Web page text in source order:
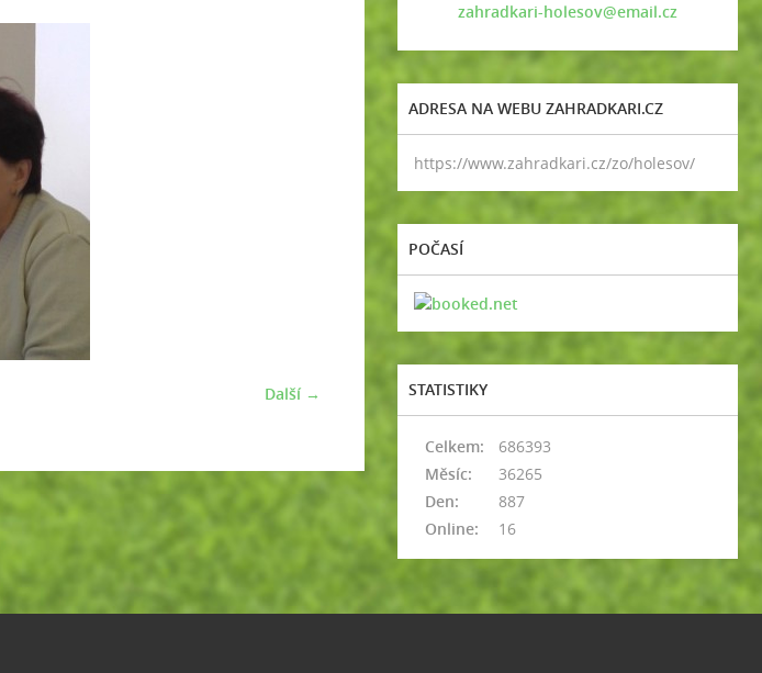
Další →
zahradkari-holesov@email.cz
ADRESA NA WEBU ZAHRADKARI.CZ
https://www.zahradkari.cz/zo/holesov/
POČASÍ
STATISTIKY
Online: 16
Celkem:
686393
Měsíc:
36265
Den:
887